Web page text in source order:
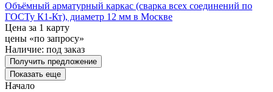
Объёмный арматурный каркас (сварка всех соединений по
ГОСТу К1-Кт), диаметр 12 мм в Москве
Цена за 1 карту
цены «по запросу»
Наличие: под заказ
Получить предложение
Показать еще
Начало